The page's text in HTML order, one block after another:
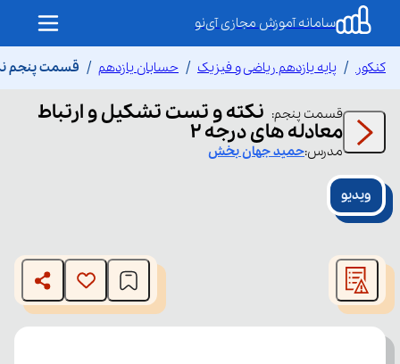
سامانه آموزش مجازی آی‌نو
کنکور پایه یازدهم ریاضی و فیزیک حسابان یازدهم قسمت پنجم
قسمت پنجم: نکته و تست تشکیل و ارتباط
معادله های درجه ۲
مدرس:حمیدجهان بخش
ویدیو
modal
window.
The media could not be loaded, either because the server
or network failed or because the format is not supported.